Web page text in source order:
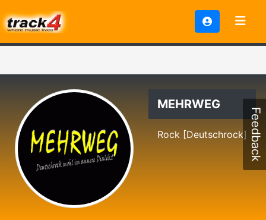
MEHRWEG
Rock [Deutschrock] Feedback